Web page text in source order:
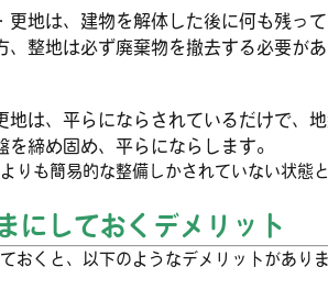
更地は、建物を解体した後に何も残っ
、整地は必ず廃棄物を撤去する必要があ
地は、平らにならされているだけで、
を締め固め、平らにならします。
りも簡易的な整備しかされていない状態と
にしておくデメリット
おくと、以下のようなデメリットがありま